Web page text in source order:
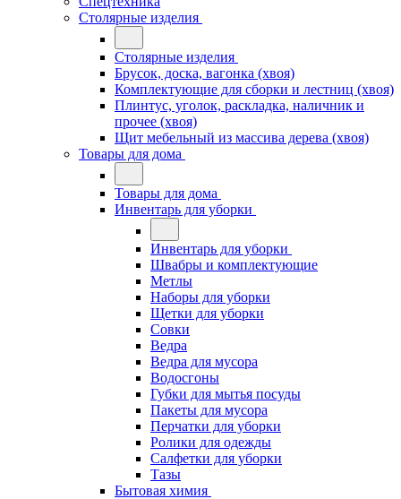
Столярные изделия
Столярные изделия
Брусок, доска, вагонка (хвоя)
Комплектующие для сборки и лестниц (хвоя)
Плинтус, уголок, раскладка, наличник и
прочее (хвоя)
Щит мебельный из массива дерева (хвоя)
Товары для дома
Товары для дома
Инвентарь для уборки
Инвентарь для уборки
Швабры и комплектующие
Метлы
Наборы для уборки
Щетки для уборки
Совки
Ведра
Ведра для мусора
Водосгоны
Губки для мытья посуды
Пакеты для мусора
Перчатки для уборки
Ролики для одежды
Салфетки для уборки
Тазы
Бытовая химия